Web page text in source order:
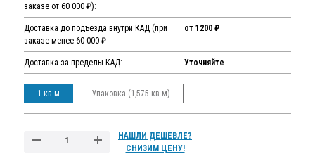
заказе от 60 000 ₽):
Доставка до подъезда внутри КАД (при
заказе менее 60 000 ₽
от 1200 ₽
Доставка за пределы КАД: Уточняйте
1 кв.м Упаковка (1,575 кв.м)
НАШЛИ ДЕШЕВЛЕ?
СНИЗИМ ЦЕНУ!